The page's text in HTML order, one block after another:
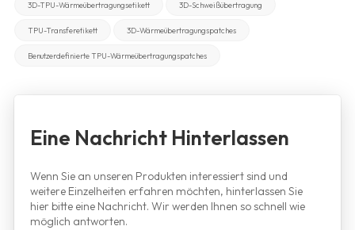
3D-TPU-Wärmeübertragungsetikett 3D-Schweißübertragung
TPU-Transferetikett 3D-Wärmeübertragungspatches
Benutzerdefinierte TPU-Wärmeübertragungspatches
Eine Nachricht Hinterlassen
Wenn Sie an unseren Produkten interessiert sind und
weitere Einzelheiten erfahren möchten, hinterlassen Sie
hier bitte eine Nachricht. Wir werden Ihnen so schnell wie
möglich antworten.